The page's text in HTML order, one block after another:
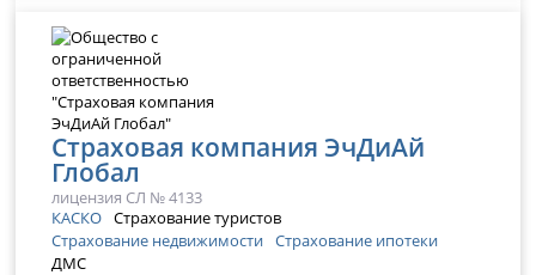
Страховая компания ЭчДиАй
Глобал
лицензия СЛ № 4133
КАСКО Страхование туристов
Страхование недвижимости Страхование ипотеки
ДМС